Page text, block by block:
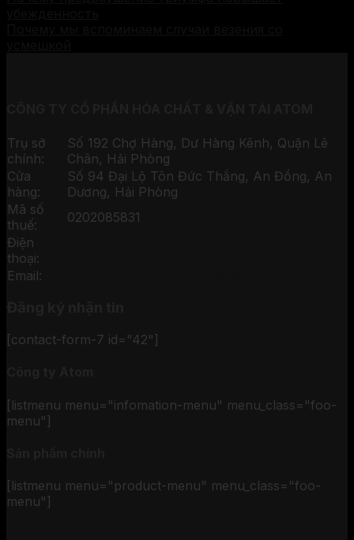
Trụ sở
chính:
Số 192 Chợ Hàng, Dư Hàng Kênh, Quận Lê
Chân, Hải Phòng
Cửa
hàng:
Số 94 Đại Lộ Tôn Đức Thắng, An Đồng, An
Dương, Hải Phòng
Mã số
thuế:
0202085831
Điện
thoại:
Email:
[contact-form-7 id="42"]
[listmenu menu="infomation-menu" menu_class="foo-
menu"]
[listmenu menu="product-menu" menu_class="foo-
menu"]